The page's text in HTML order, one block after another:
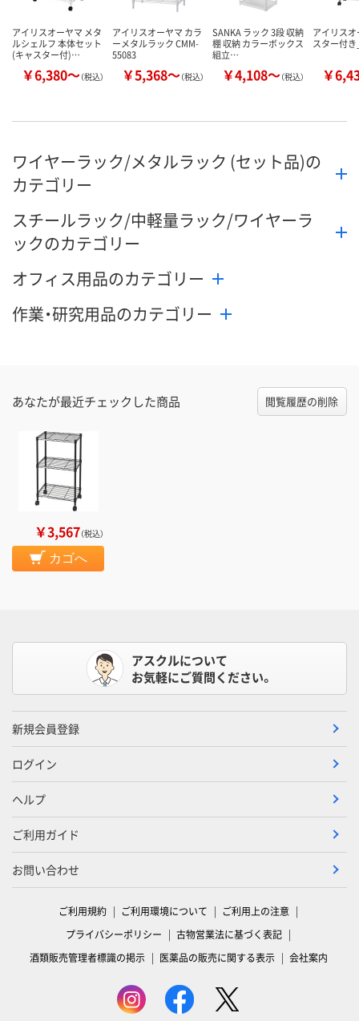
アイリスオーヤマ メタ
ルシェルフ 本体セット
(キャスター付)…
￥6,380～（税込）
アイリスオーヤマ カラ
ーメタルラック CMM-
55083
￥5,368～（税込）
SANKA ラック 3段 収納
棚 収納 カラーボックス
組立…
￥4,108～（税込）
アイリス
スター付き
￥
ワイヤーラック/メタルラック (セット品)の
カテゴリー
スチールラック/中軽量ラック/ワイヤーラ
ックのカテゴリー
オフィス用品のカテゴリー
作業・研究用品のカテゴリー
あなたが最近チェックした商品 閲覧履歴の削除
￥3,567（税込）
カゴへ
アスクルについて
お気軽にご質問ください。
新規会員登録
ログイン
ヘルプ
ご利用ガイド
お問い合わせ
ご利用規約 ご利用環境について
ご利用上の注意
プライバシーポリシー
古物営業法に基づく表記
酒類販売管理者標識の掲示
医薬品の販売に関する表示 会社案内